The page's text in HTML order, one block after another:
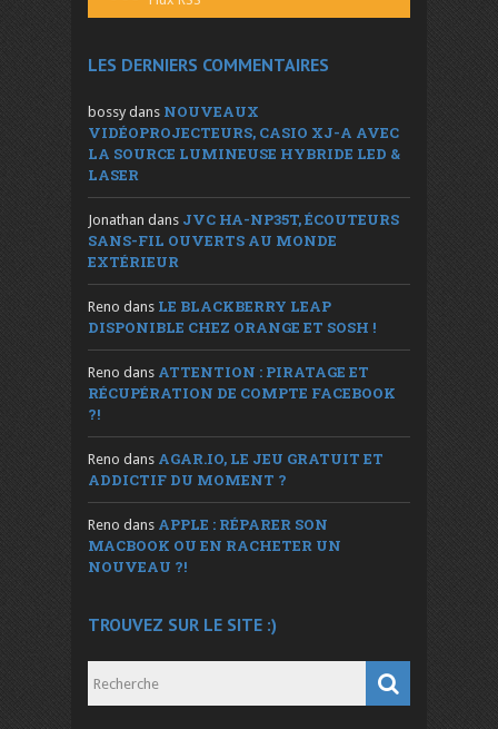
LES DERNIERS COMMENTAIRES
bossy dans NOUVEAUX
VIDÉOPROJECTEURS, CASIO XJ-A AVEC
LA SOURCE LUMINEUSE HYBRIDE LED &
LASER
Jonathan dans JVC HA-NP35T, ÉCOUTEURS
SANS-FIL OUVERTS AU MONDE
EXTÉRIEUR
Reno dans LE BLACKBERRY LEAP
DISPONIBLE CHEZ ORANGE ET SOSH !
Reno dans ATTENTION : PIRATAGE ET
RÉCUPÉRATION DE COMPTE FACEBOOK
?!
Reno dans AGAR.IO, LE JEU GRATUIT ET
ADDICTIF DU MOMENT ?
Reno dans APPLE : RÉPARER SON
MACBOOK OU EN RACHETER UN
NOUVEAU ?!
TROUVEZ SUR LE SITE :)